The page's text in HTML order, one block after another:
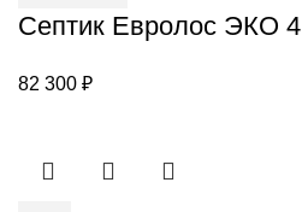
4
Септик Евролос ЭКО 4
82 300 ₽